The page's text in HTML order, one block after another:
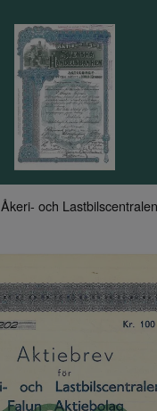
Åkeri- och